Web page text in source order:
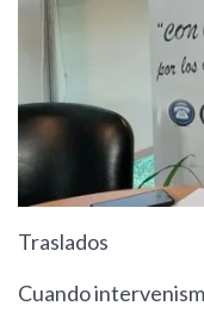
Traslados
Cuando